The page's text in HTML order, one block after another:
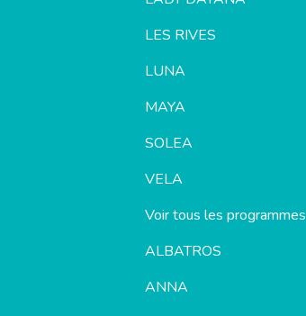
LES RIVES
LUNA
MAYA
SOLEA
VELA
Voir tous les programmes
ALBATROS
ANNA